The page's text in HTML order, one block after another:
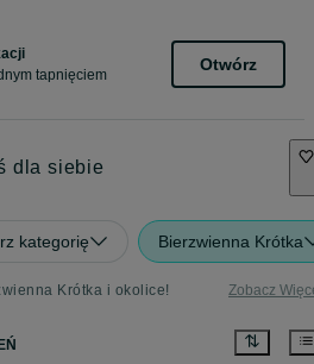
tapnięciem
Otwórz
dla siebie
kategorię Bierzwienna Krótka
Krótka i okolice! Zobacz